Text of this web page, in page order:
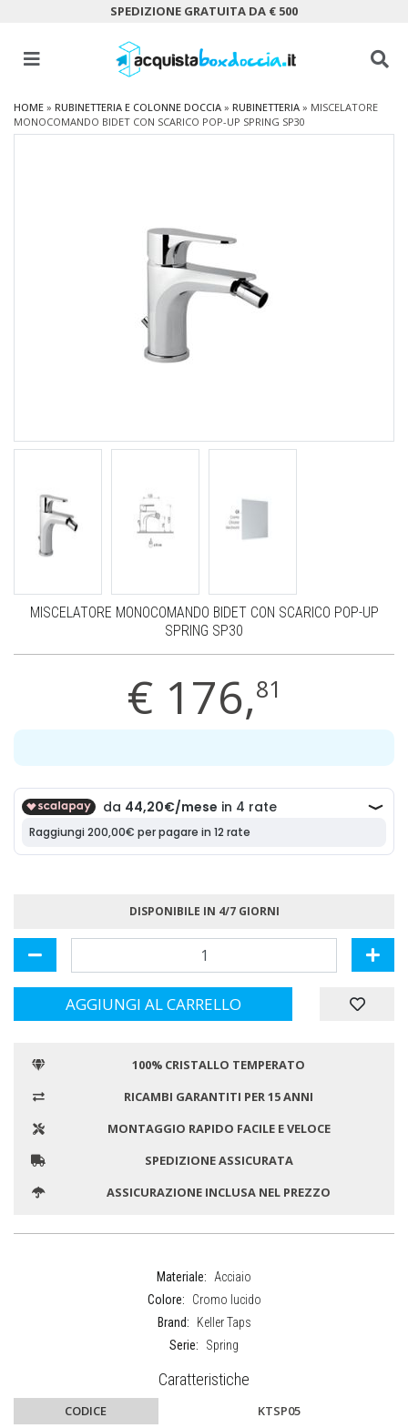
SPEDIZIONE GRATUITA DA € 500
HOME » RUBINETTERIA E COLONNE DOCCIA » RUBINETTERIA » MISCELATORE
MONOCOMANDO BIDET CON SCARICO POP-UP SPRING SP30
MISCELATORE MONOCOMANDO BIDET CON SCARICO POP-UP
SPRING SP30
Materiale:
Acciaio
Colore:
Cromo lucido
Brand:
Keller Taps
Serie:
Spring
Caratteristiche
CODICE
KTSP05
€ 176,81
DISPONIBILE IN 4/7 GIORNI
AGGIUNGI AL CARRELLO
100% CRISTALLO TEMPERATO
RICAMBI GARANTITI PER 15 ANNI
MONTAGGIO RAPIDO FACILE E VELOCE
SPEDIZIONE ASSICURATA
ASSICURAZIONE INCLUSA NEL PREZZO